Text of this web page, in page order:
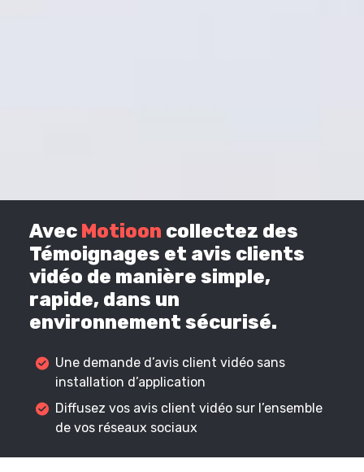
Avec Motioon collectez des
Témoignages et avis clients
vidéo de manière simple,
rapide, dans un
environnement sécurisé.
Une demande d’avis client vidéo sans
installation d’application
Diffusez vos avis client vidéo sur l’ensemble
de vos réseaux sociaux